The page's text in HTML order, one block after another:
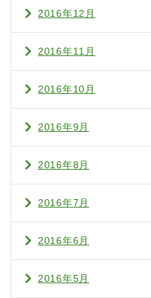
2016年12月
2016年11月
2016年10月
2016年9月
2016年8月
2016年7月
2016年6月
2016年5月